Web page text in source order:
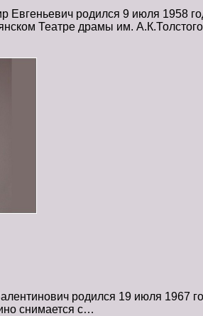
Евгеньевич родился 9 июля 1958
Театре драмы им.
родился 19 июля 1967
снимается с…